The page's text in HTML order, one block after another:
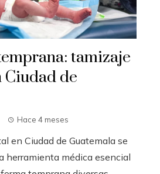
tamizaje
Ciudad de
Hace 4 meses
en Ciudad de Guatemala se
herramienta médica esencial